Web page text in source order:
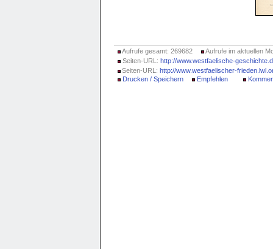
Aufrufe gesamt: 269682
Aufrufe im aktuellen
Seiten-URL: http://www.westfaelische-
Seiten-URL: http://www.westfaelischer-
Drucken / Speichern
Empfehlen